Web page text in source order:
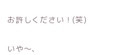
お許しください！(笑)
いや～、